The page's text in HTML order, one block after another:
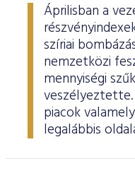
Áprilisban a
szíriai
nemzetközi
mennyiségi
veszélyeztette.
piacok
legalábbis